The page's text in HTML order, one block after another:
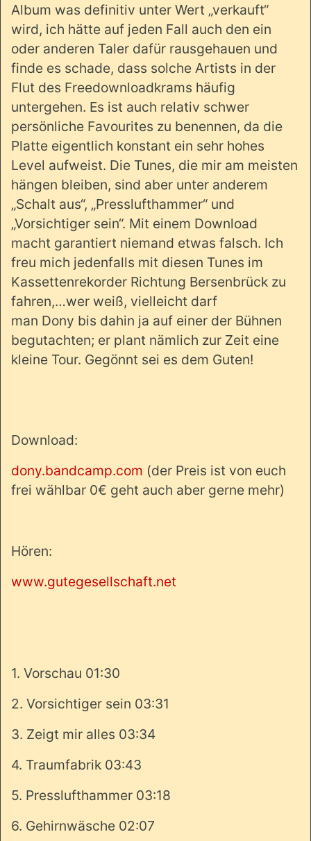
Album was definitiv unter Wert „verkauft“
wird, ich hätte auf jeden Fall auch den ein
oder anderen Taler dafür rausgehauen und
finde es schade, dass solche Artists in der
Flut des Freedownloadkrams häufig
untergehen. Es ist auch relativ schwer
persönliche Favourites zu benennen, da die
Platte eigentlich konstant ein sehr hohes
Level aufweist. Die Tunes, die mir am meisten
hängen bleiben, sind aber unter anderem
„Schalt aus“, „Presslufthammer“ und
„Vorsichtiger sein“. Mit einem Download
macht garantiert niemand etwas falsch. Ich
freu mich jedenfalls mit diesen Tunes im
Kassettenrekorder Richtung Bersenbrück zu
fahren,…wer weiß, vielleicht darf
man Dony bis dahin ja auf einer der Bühnen
begutachten; er plant nämlich zur Zeit eine
kleine Tour. Gegönnt sei es dem Guten!
Download:
dony.bandcamp.com (der Preis ist von euch
frei wählbar 0€ geht auch aber gerne mehr)
Hören:
www.gutegesellschaft.net
1. Vorschau 01:30
2. Vorsichtiger sein 03:31
3. Zeigt mir alles 03:34
4. Traumfabrik 03:43
5. Presslufthammer 03:18
6. Gehirnwäsche 02:07